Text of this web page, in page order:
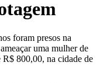
foram presos na
uma mulher de
R$ 800,00, na cidade de